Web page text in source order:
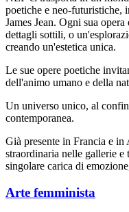
poetiche e neo-futuristiche,
James Jean. Ogni sua
dettagli sottili, o
creando un'estetica unica.
Le sue opere poetiche
dell'animo umano e della
Un universo unico, al
contemporanea.
Già presente in Francia e in
straordinaria nelle gallerie
singolare carica di
Arte femminista